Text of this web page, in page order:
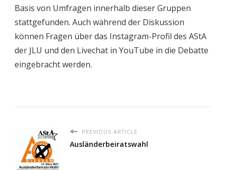
Basis von Umfragen innerhalb dieser Gruppen
stattgefunden. Auch während der Diskussion
können Fragen über das Instagram-Profil des AStA
der JLU und den Livechat in YouTube in die Debatte
eingebracht werden.
PREVIOUS ARTICLE
Ausländerbeiratswahl